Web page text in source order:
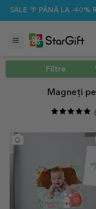
REDUCERE LA PESTE
Filtre
Magneți
(